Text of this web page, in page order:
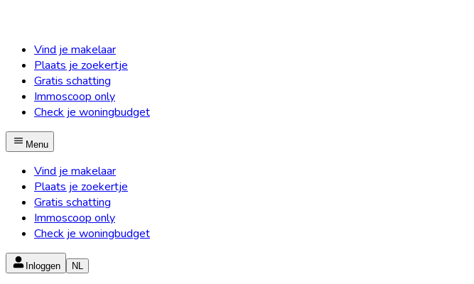
Vind je makelaar
Plaats je zoekertje
Gratis schatting
Immoscoop only
Check je woningbudget
Menu
Vind je makelaar
Plaats je zoekertje
Gratis schatting
Immoscoop only
Check je woningbudget
Inloggen NL